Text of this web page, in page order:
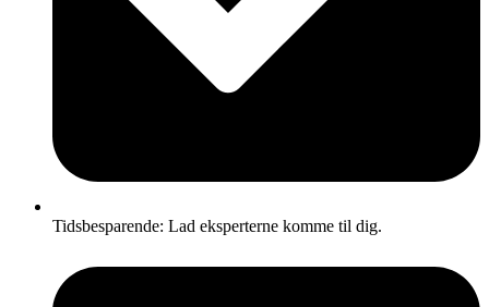
Tidsbesparende: Lad eksperterne komme til dig.